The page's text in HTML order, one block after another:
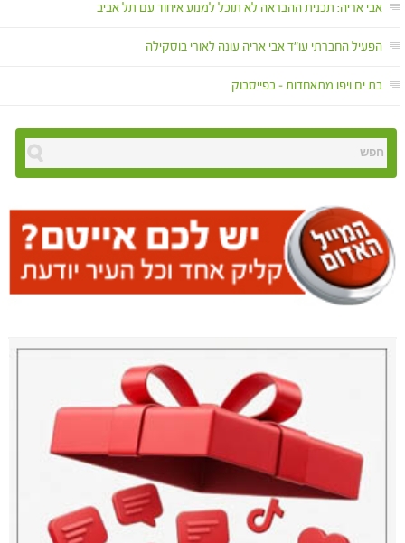
אבי אריה: תכנית ההבראה לא תוכל למנוע איחוד עם תל אביב
הפעיל החברתי עו"ד אבי אריה עונה לאורי בוסקילה
בת ים ויפו מתאחדות – בפייסבוק